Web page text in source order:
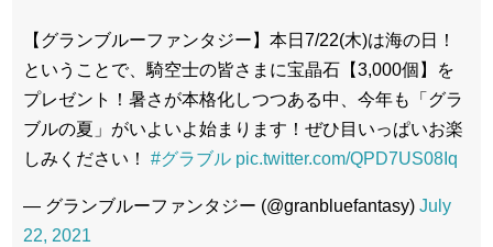
【グランブルーファンタジー】本日7/22(木)は海の日！
ということで、騎空士の皆さまに宝晶石【3,000個】を
プレゼント！暑さが本格化しつつある中、今年も「グラ
ブルの夏」がいよいよ始まります！ぜひ目いっぱいお楽
しみください！ #グラブル pic.twitter.com/QPD7US08Iq
— グランブルーファンタジー (@granbluefantasy) July
22, 2021